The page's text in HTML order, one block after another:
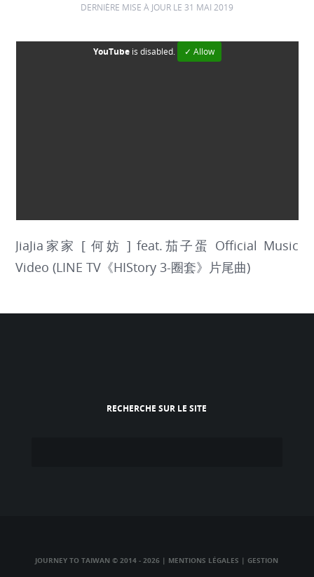
DERNIÈRE MISE À JOUR LE 31 MAI 2019
YouTubeis disabled. ✓ Allow
JiaJia家家 [ 何妨 ] feat.茄子蛋 Official Music
Video (LINE TV《HIStory 3-圈套》片尾曲)
RECHERCHE SUR LE SITE
JOURNEY TO TAIWAN © 2014 - 2026 | MENTIONS LÉGALES |GESTION